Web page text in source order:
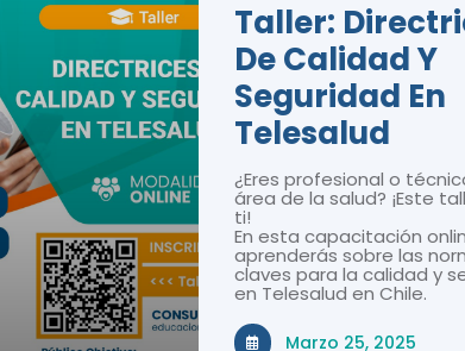
Taller:
De Calidad Y
Seguridad En
Telesalud
¿Eres profesional o
área de la salud? ¡Este
ti!
En esta capacitación
aprenderás sobre las
claves para la calidad y
en Telesalud en Chile.
Marzo 25, 2025